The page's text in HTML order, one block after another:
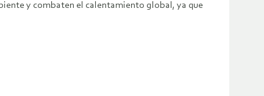
y combaten el calentamiento global, ya que